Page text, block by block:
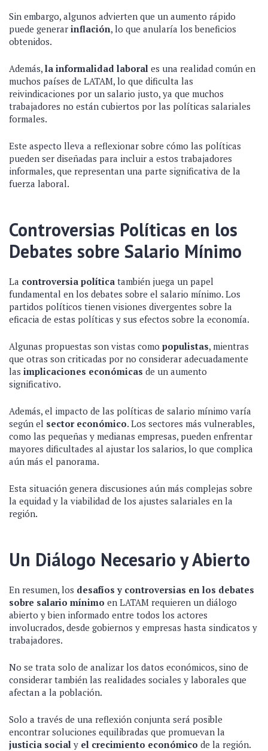
Sin embargo, algunos advierten que un aumento rápido
puede generar inflación, lo que anularía los beneficios
obtenidos.
Además, la informalidad laboral es una realidad común en
muchos países de LATAM, lo que dificulta las
reivindicaciones por un salario justo, ya que muchos
trabajadores no están cubiertos por las políticas salariales
formales.
Este aspecto lleva a reflexionar sobre cómo las políticas
pueden ser diseñadas para incluir a estos trabajadores
informales, que representan una parte significativa de la
fuerza laboral.
Controversias Políticas en los
Debates sobre Salario Mínimo
La controversia política también juega un papel
fundamental en los debates sobre el salario mínimo. Los
partidos políticos tienen visiones divergentes sobre la
eficacia de estas políticas y sus efectos sobre la economía.
Algunas propuestas son vistas como populistas, mientras
que otras son criticadas por no considerar adecuadamente
las implicaciones económicas de un aumento
significativo.
Además, el impacto de las políticas de salario mínimo varía
según el sector económico. Los sectores más vulnerables,
como las pequeñas y medianas empresas, pueden enfrentar
mayores dificultades al ajustar los salarios, lo que complica
aún más el panorama.
Esta situación genera discusiones aún más complejas sobre
la equidad y la viabilidad de los ajustes salariales en la
región.
Un Diálogo Necesario y Abierto
En resumen, los desafíos y controversias en los debates
sobre salario mínimo en LATAM requieren un diálogo
abierto y bien informado entre todos los actores
involucrados, desde gobiernos y empresas hasta sindicatos y
trabajadores.
No se trata solo de analizar los datos económicos, sino de
considerar también las realidades sociales y laborales que
afectan a la población.
Solo a través de una reflexión conjunta será posible
encontrar soluciones equilibradas que promuevan la
justicia social y el crecimiento económico de la región.